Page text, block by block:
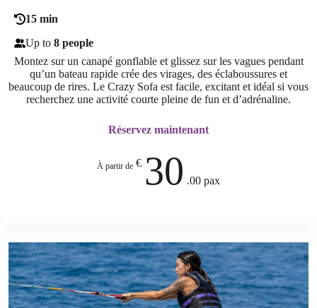
15 min
Up to 8 people
Montez sur un canapé gonflable et glissez sur les vagues pendant
qu’un bateau rapide crée des virages, des éclaboussures et
beaucoup de rires. Le Crazy Sofa est facile, excitant et idéal si vous
recherchez une activité courte pleine de fun et d’adrénaline.
Réservez maintenant
À partir de € 30 .00 pax